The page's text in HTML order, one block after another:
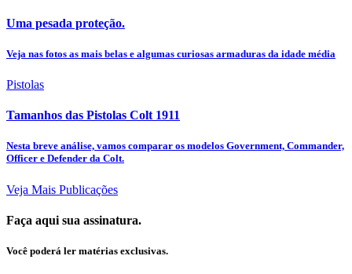
Uma pesada proteção.
Veja nas fotos as mais belas e algumas curiosas armaduras da idade média
Pistolas
Tamanhos das Pistolas Colt 1911
Nesta breve análise, vamos comparar os modelos Government, Commander,
Officer e Defender da Colt.
Veja Mais Publicações
Faça aqui sua assinatura.
Você poderá ler matérias exclusivas.